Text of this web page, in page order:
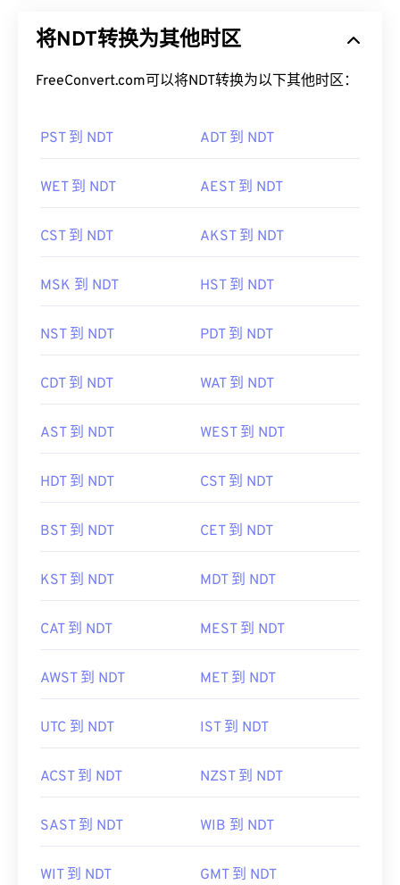
将NDT转换为其他时区
FreeConvert.com可以将NDT转换为以下其他时区：
PST 到 NDT ADT 到 NDT
WET 到 NDT AEST 到 NDT
CST 到 NDT AKST 到 NDT
MSK 到 NDT HST 到 NDT
NST 到 NDT PDT 到 NDT
CDT 到 NDT WAT 到 NDT
AST 到 NDT WEST 到 NDT
HDT 到 NDT CST 到 NDT
BST 到 NDT CET 到 NDT
KST 到 NDT MDT 到 NDT
CAT 到 NDT MEST 到 NDT
AWST 到 NDT MET 到 NDT
UTC 到 NDT IST 到 NDT
ACST 到 NDT NZST 到 NDT
SAST 到 NDT WIB 到 NDT
WIT 到 NDT GMT 到 NDT